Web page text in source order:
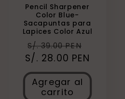
Pencil Sharpener
Color Blue-
Sacapuntas para
Lapices Color Azul
Precio
habitual
S/. 39.00 PEN
de
oferta
S/. 28.00 PEN
Agregar al
carrito